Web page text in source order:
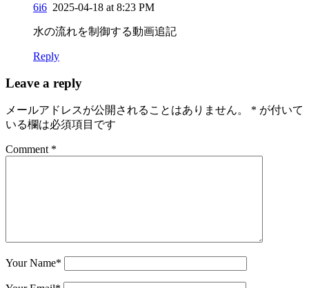
6i6 2025-04-18 at 8:23 PM
水の流れを制御する動画追記
Reply
Leave a reply
メールアドレスが公開されることはありません。 * が付いて
いる欄は必須項目です
Comment *
Your Name*